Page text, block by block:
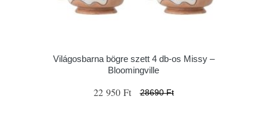
Világosbarna bögre szett 4 db-os Missy –
Bloomingville
22 950 Ft 28690 Ft